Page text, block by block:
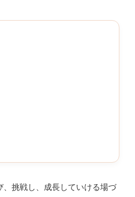
挑戦し、成長していける場づ